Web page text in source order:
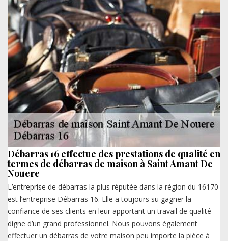
Débarras 16 effectue des prestations de qualité en
termes de débarras de maison à Saint Amant De
Nouere
L’entreprise de débarras la plus réputée dans la région du 16170
est l’entreprise Débarras 16. Elle a toujours su gagner la
confiance de ses clients en leur apportant un travail de qualité
digne d’un grand professionnel. Nous pouvons également
effectuer un débarras de votre maison peu importe la pièce à